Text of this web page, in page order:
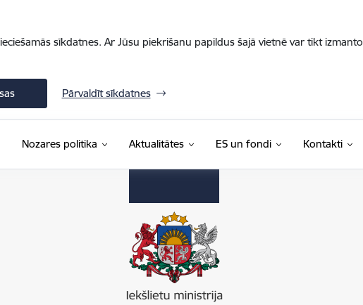
sīkdatnes. Ar Jūsu piekrišanu papildus šajā vietnē var tikt
Pārvaldīt sīkdatnes
Nozares politika Aktualitātes ES un fondi Kontakti